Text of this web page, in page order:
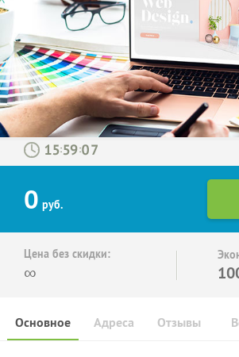
: :
0 руб.
Цена без скидки:
∞
Основное Отзывы
Адреса